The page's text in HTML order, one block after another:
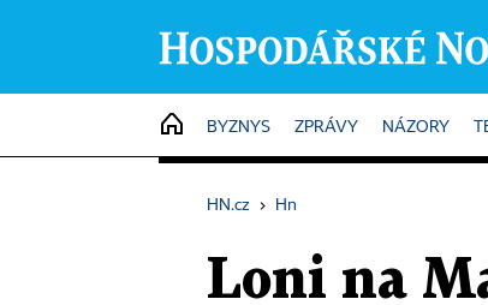
HOME
BYZNYS ZPRÁVY NÁZORY
HN.cz › Hn
Loni na